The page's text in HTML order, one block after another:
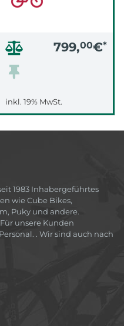
799,00€*
inkl. 19% MwSt.
1983 Inhabergeführtes
wie Cube Bikes,
Puky und andere.
unsere Kunden
. Wir sind auch nach